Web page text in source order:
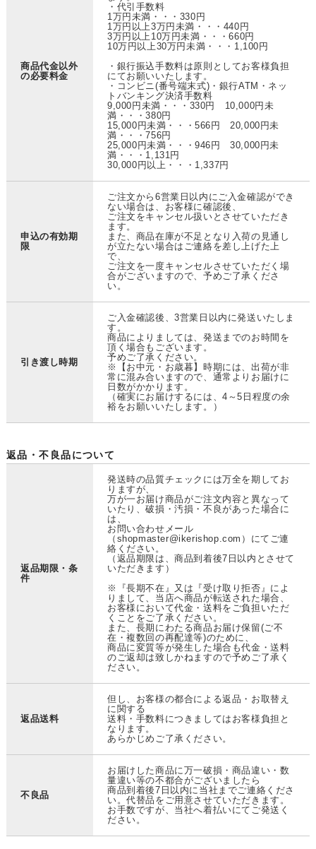
商品代金以外
の必要料金
・代引手数料
1万円未満・・・330円
1万円以上3万円未満・・・440円
3万円以上10万円未満・・・660円
10万円以上30万円未満・・・1,100円
・銀行振込手数料は原則としてお客様負担
にてお願いいたします。
・コンビニ(番号端末式)・銀行ATM・ネッ
トバンキング決済手数料
9,000円未満・・・330円 10,000円未
満・・・380円
15,000円未満・・・566円 20,000円未
満・・・756円
25,000円未満・・・946円 30,000円未
満・・・1,131円
30,000円以上・・・1,337円
申込の有効期
限
ご注文から6営業日以内にご入金確認ができ
ない場合は、お客様に確認後、
ご注文をキャンセル扱いとさせていただき
ます。
また、商品在庫が不足となり入荷の見通し
が立たない場合はご連絡を差し上げた上
で、
ご注文を一度キャンセルさせていただく場
合がございますので、予めご了承くださ
い。
引き渡し時期
ご入金確認後、3営業日以内に発送いたしま
す。
商品によりましては、発送までのお時間を
頂く場合もございます。
予めご了承ください。
※【お中元・お歳暮】時期には、出荷が非
常に混み合いますので、通常よりお届けに
日数がかかります。
（確実にお届けするには、4～5日程度の余
裕をお願いいたします。）
返品・不良品について
返品期限・条
件
発送時の品質チェックには万全を期してお
りますが、
万が一お届け商品がご注文内容と異なって
いたり、破損・汚損・不良があった場合に
は、
お問い合わせメール
（shopmaster@ikerishop.com）にてご連
絡ください。
（返品期限は、商品到着後7日以内とさせて
いただきます）
※『長期不在』又は『受け取り拒否』によ
りまして、当店へ商品が転送された場合、
お客様において代金・送料をご負担いただ
くことをご了承ください。
また、長期にわたる商品お届け保留(ご不
在・複数回の再配達等)のために、
商品に変質等が発生した場合も代金・送料
のご返却は致しかねますので予めご了承く
ださい。
返品送料
但し、お客様の都合による返品・お取替え
に関する
送料・手数料につきましてはお客様負担と
なります。
あらかじめご了承ください。
不良品
お届けした商品に万一破損・商品違い・数
量違い等の不都合がございましたら
商品到着後7日以内に当社までご連絡くださ
い。代替品をご用意させていただきます。
お手数ですが、当社へ着払いにてご発送く
ださい。